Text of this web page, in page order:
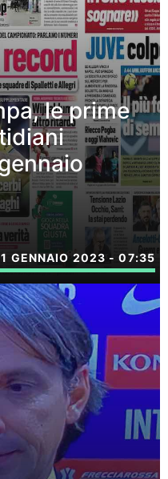
le prime
GENNAIO 2023 - 07:35